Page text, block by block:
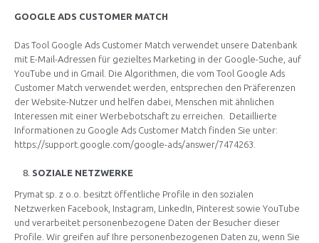
GOOGLE ADS CUSTOMER MATCH
Das Tool Google Ads Customer Match verwendet unsere Datenbank
mit E-Mail-Adressen für gezieltes Marketing in der Google-Suche, auf
YouTube und in Gmail. Die Algorithmen, die vom Tool Google Ads
Customer Match verwendet werden, entsprechen den Präferenzen
der Website-Nutzer und helfen dabei, Menschen mit ähnlichen
Interessen mit einer Werbebotschaft zu erreichen. Detaillierte
Informationen zu Google Ads Customer Match finden Sie unter:
https://support.google.com/google-ads/answer/7474263
SOZIALE NETZWERKE
Prymat sp. z o.o. besitzt öffentliche Profile in den sozialen
Netzwerken Facebook, Instagram, LinkedIn, Pinterest sowie YouTube
und verarbeitet personenbezogene Daten der Besucher dieser
Profile. Wir greifen auf Ihre personenbezogenen Daten zu, wenn Sie